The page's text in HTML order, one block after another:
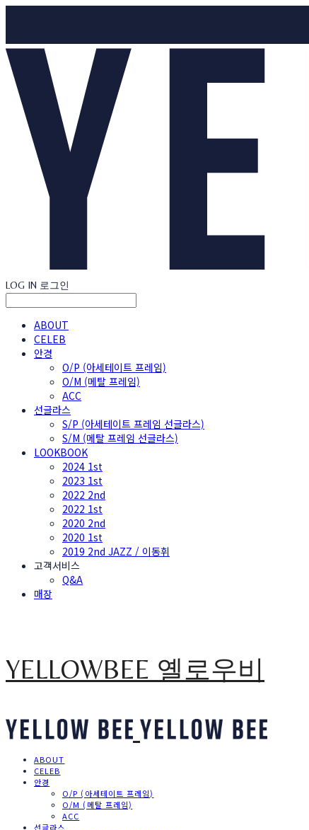
LOG IN 로그인
ABOUT
CELEB
안경
O/P (아세테이트 프레임)
O/M (메탈 프레임)
ACC
선글라스
S/P (아세테이트 프레임 선글라스)
S/M (메탈 프레임 선글라스)
LOOKBOOK
2024 1st
2023 1st
2022 2nd
2022 1st
2020 2nd
2020 1st
2019 2nd JAZZ / 이동휘
고객서비스
Q&A
매장
YELLOWBEE 옐로우비
ABOUT
CELEB
안경
O/P (아세테이트 프레임)
O/M (메탈 프레임)
ACC
선글라스